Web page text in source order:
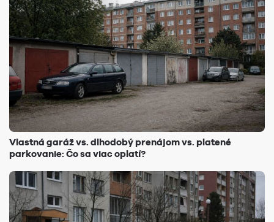
Vlastná garáž vs. dlhodobý prenájom vs. platené
parkovanie: Čo sa viac oplatí?